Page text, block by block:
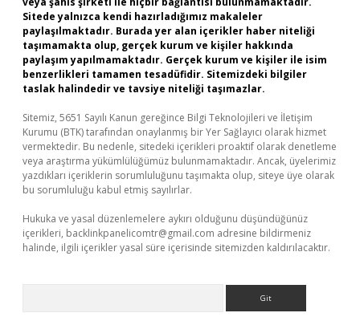
Sitede yalnızca kendi hazırladığımız makaleler
paylaşılmaktadır. Burada yer alan içerikler haber niteliği
taşımamakta olup, gerçek kurum ve kişiler hakkında
paylaşım yapılmamaktadır. Gerçek kurum ve kişiler ile isim
benzerlikleri tamamen tesadüfidir. Sitemizdeki bilgiler
taslak halindedir ve tavsiye niteliği taşımazlar.
Sitemiz, 5651 Sayılı Kanun gereğince Bilgi Teknolojileri ve İletişim
Kurumu (BTK) tarafından onaylanmış bir Yer Sağlayıcı olarak hizmet
vermektedir. Bu nedenle, sitedeki içerikleri proaktif olarak denetleme
veya araştırma yükümlülüğümüz bulunmamaktadır. Ancak, üyelerimiz
yazdıkları içeriklerin sorumluluğunu taşımakta olup, siteye üye olarak
bu sorumluluğu kabul etmiş sayılırlar.
Hukuka ve yasal düzenlemelere aykırı olduğunu düşündüğünüz
içerikleri, backlinkpanelicomtr@gmail.com adresine bildirmeniz
halinde, ilgili içerikler yasal süre içerisinde sitemizden kaldırılacaktır.